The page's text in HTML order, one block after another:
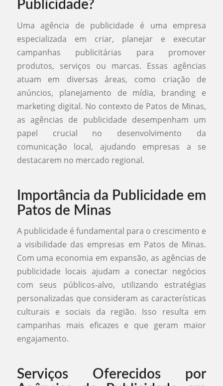
Publicidade?
Uma agência de publicidade é uma empresa
especializada em criar, planejar e executar
campanhas publicitárias para promover
produtos, serviços ou marcas. Essas agências
atuam em diversas áreas, como criação de
anúncios, planejamento de mídia, branding e
marketing digital. No contexto de Patos de Minas,
as agências de publicidade desempenham um
papel crucial no desenvolvimento da
comunicação local, ajudando empresas a se
destacarem no mercado regional.
Importância da Publicidade em
Patos de Minas
A publicidade é fundamental para o crescimento e
a visibilidade das empresas em Patos de Minas.
Com uma economia em expansão, as agências de
publicidade locais ajudam a conectar negócios
com seus públicos-alvo, utilizando estratégias
personalizadas que consideram as características
culturais e sociais da região. Isso resulta em
campanhas mais eficazes e que geram maior
engajamento.
Serviços Oferecidos por